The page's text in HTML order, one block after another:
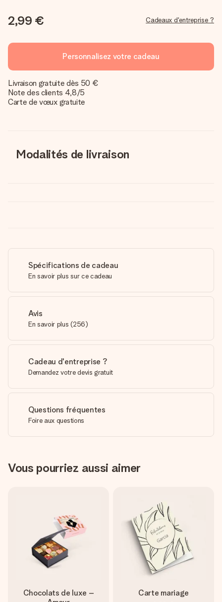
2,99 € Cadeaux d'entreprise ?
Personnalisez votre cadeau
Livraison gratuite dès 50 €
Note des clients 4,8/5
Carte de vœux gratuite
Modalités de livraison
Spécifications de cadeau
En savoir plus sur ce cadeau
Avis
En savoir plus (256)
Cadeau d'entreprise ?
Demandez votre devis gratuit
Questions fréquentes
Foire aux questions
Vous pourriez aussi aimer
Chocolats de luxe –
Carte mariage